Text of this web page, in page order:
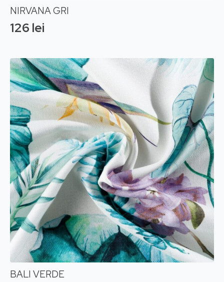
NIRVANA GRI
126 lei
BALI VERDE